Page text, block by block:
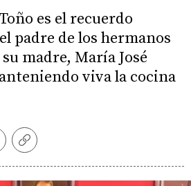
es el recuerdo
padre de los hermanos
madre, María José
viva la cocina
Copiar